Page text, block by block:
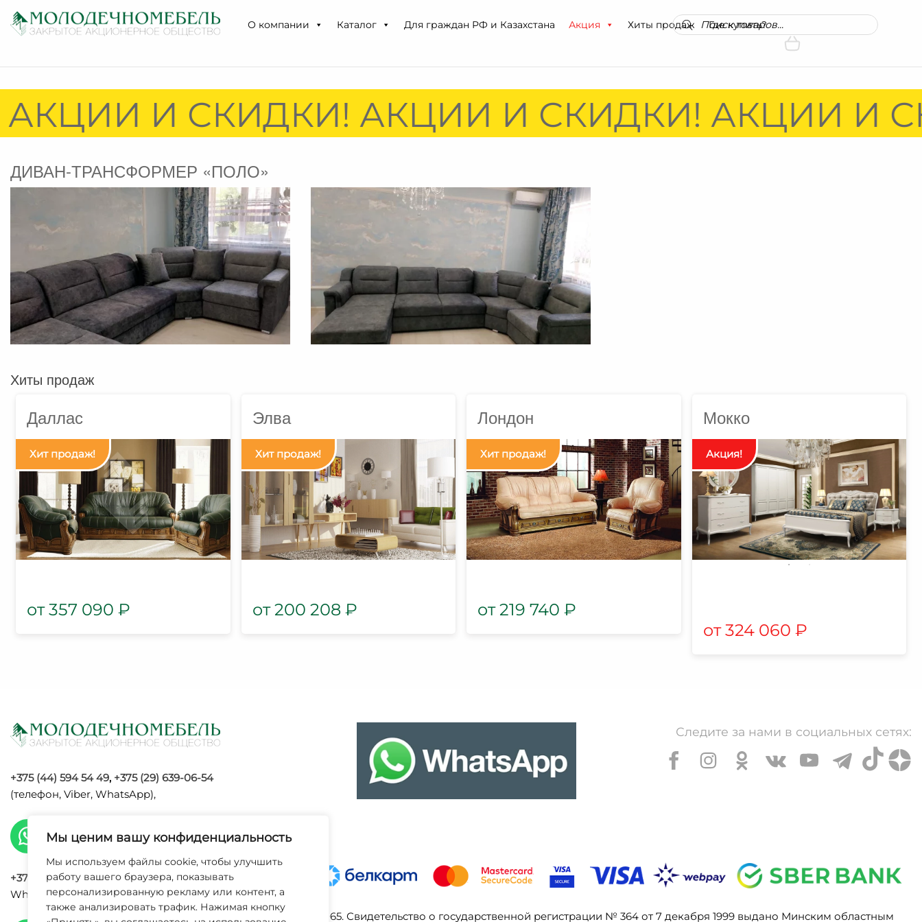
Мы ценим вашу конфиденциальность
Мы используем файлы cookie, чтобы улучшить
работу вашего браузера, показывать
персонализированную рекламу или контент, а
также анализировать трафик. Нажимая кнопку
О компании Каталог Для граждан РФ и Казахстана Акция Хиты продаж Где купить?
Поиск
товаров
И СКИДКИ! АКЦИИ И СКИДКИ! АКЦИИ И
ДИВАН-ТРАНСФОРМЕР «ПОЛО»
Хиты продаж
Даллас
357 090 ₽
Элва
200 208 ₽
Лондон
219 740 ₽
Мокко
324 060 ₽
+375 (44) 594 54 49, +375 (29) 639-06-54
(телефон, Viber, WhatsApp),
+375 (29) 120 09 34(телефон, Viber,
WhatsApp, Max),
Следите за нами в социальных сетях:
УНП 600203065. Свидетельство о государственной регистрации № 364 от 7 декабря 1999 выдано Минским областным